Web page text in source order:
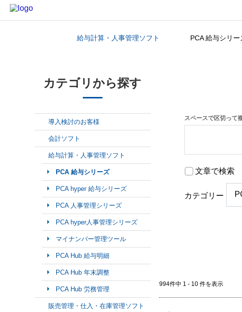
カテゴリから探す給与計算・人事管理ソフト PCA 給与シリー
カテゴリから探す
導入検討のお客様
会計ソフト
給与計算・人事管理ソフト
PCA 給与シリーズ
PCA hyper 給与シリーズ
PCA 人事管理シリーズ
PCA hyper人事管理シリーズ
マイナンバー管理ツール
PCA Hub 給与明細
PCA Hub 年末調整
PCA Hub 労務管理
販売管理・仕入・在庫管理ソフト
スペースで区切って
文章で検索
カテゴリー
994件中 1 - 10 件を表示